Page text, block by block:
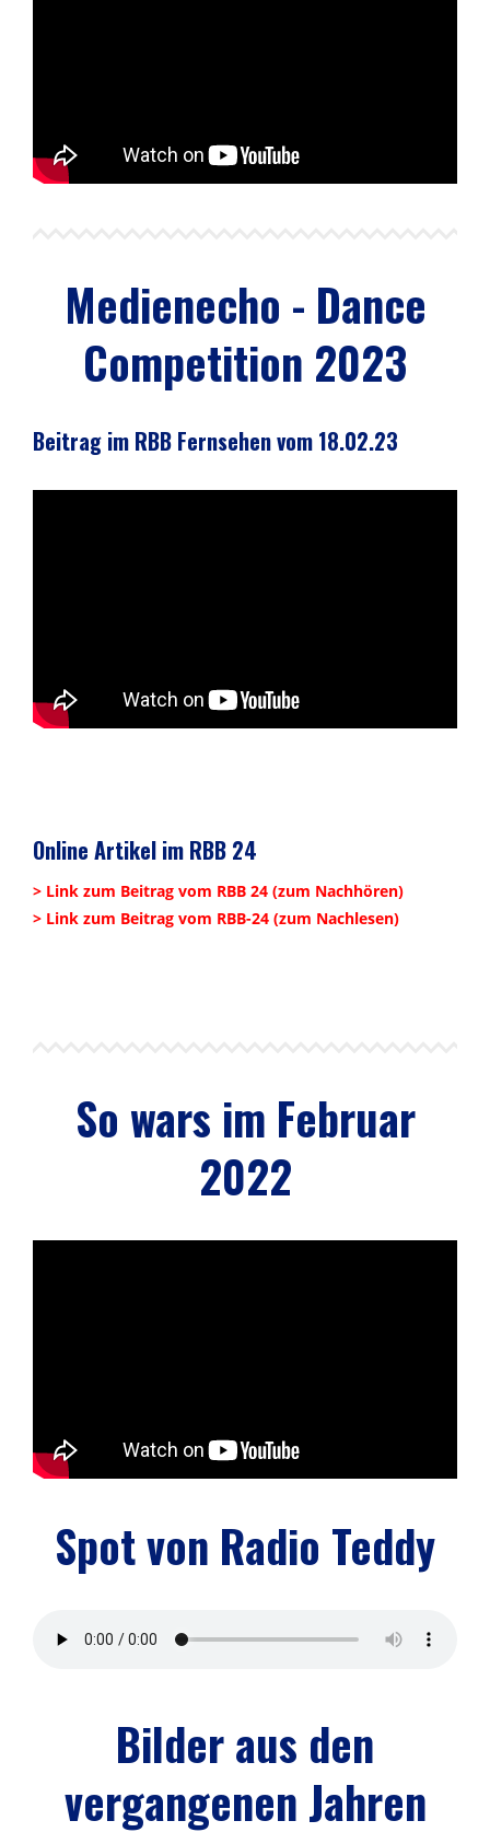
Medienecho - Dance
Competition 2023
Beitrag im RBB Fernsehen vom 18.02.23
Online Artikel im RBB 24
> Link zum Beitrag vom RBB 24 (zum Nachhören)
> Link zum Beitrag vom RBB-24 (zum Nachlesen)
So wars im Februar
2022
Spot von Radio Teddy
Bilder aus den
vergangenen Jahren